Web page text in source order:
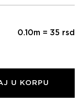
0.10m = 35 rsd
U KORPU